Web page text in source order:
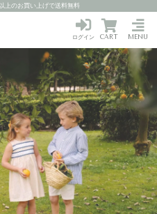
上のお買い上げで送料無料
MENU
ログイン CART